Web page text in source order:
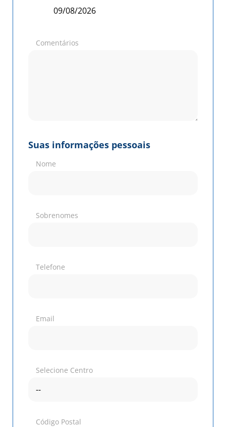
Comentários
Suas informações pessoais
Nome
Sobrenomes
Telefone
Email
Selecione Centro
Código Postal